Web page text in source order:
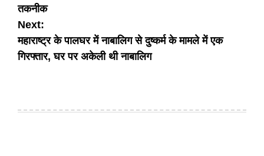
तकनीक
Next:
महाराष्ट्र के पालघर में नाबालिग से दुष्कर्म के मामले में एक
गिरफ्तार, घर पर अकेली थी नाबालिग